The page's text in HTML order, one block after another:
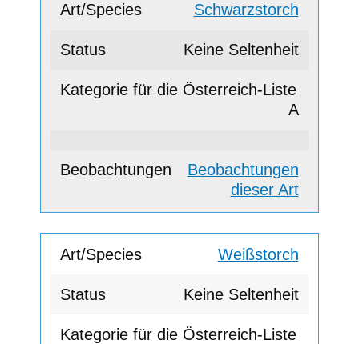
Schwarzstorch
Keine Seltenheit
A
Beobachtungen
dieser Art
Weißstorch
Keine Seltenheit